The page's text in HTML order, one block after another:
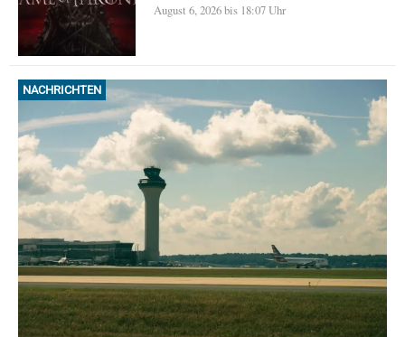
August 6, 2026 bis 18:07 Uhr
NACHRICHTEN